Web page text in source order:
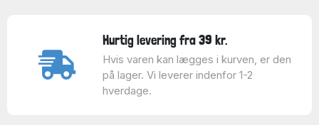
Hurtig levering fra 39 kr.
Hvis varen kan lægges i kurven, er den
på lager. Vi leverer indenfor 1-2
hverdage.